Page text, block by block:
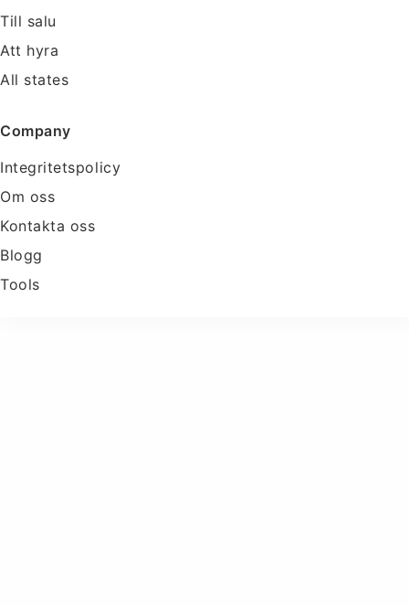
Till salu
Att hyra
All states
Company
Integritetspolicy
Om oss
Kontakta oss
Blogg
Tools